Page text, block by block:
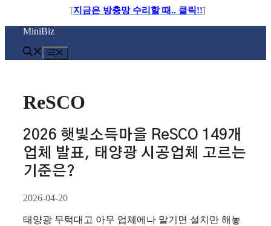
[지금은 방충망 수리할 때.. 클릭!!]
컨
로
MiniBiz
ReSCO
2026 햇빛소득마을 ReSCO 149개
업체 발표, 태양광 시공업체 고르는
기준은?
2026-04-20
태양광 무턱대고 아무 업체에나 맡기면 설치만 해놓